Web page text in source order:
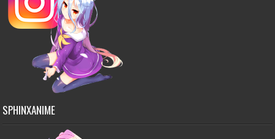
SPHINXANIME